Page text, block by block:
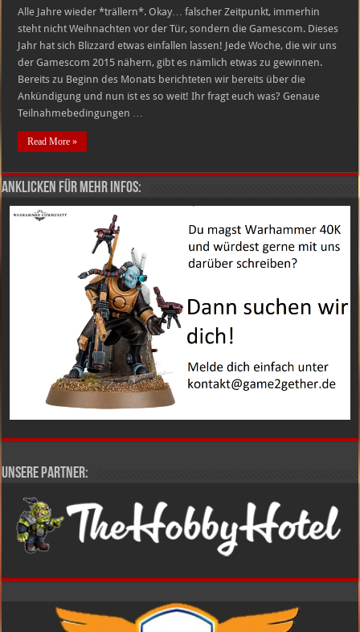
Alle Jahre wieder *trällern*. Okay… falscher Zeitpunkt, immerhin
steht nicht Weihnachten vor der Tür, sondern die Gamescom. Dieses
Jahr hat sich Blizzard etwas einfallen lassen! Jede Woche, die wir uns
der Gamescom 2015 nähern, gibt es nämlich etwas zu gewinnen.
Bereits zu Beginn des Monats berichteten wir bereits über die
Ankündigung und nun ist es so weit! Ihr fragt euch was? Genaue
Teilnahmebedingungen …
Read More »
Anklicken für mehr Infos:
Unsere Partner: